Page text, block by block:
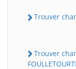
Trouver
Trouver